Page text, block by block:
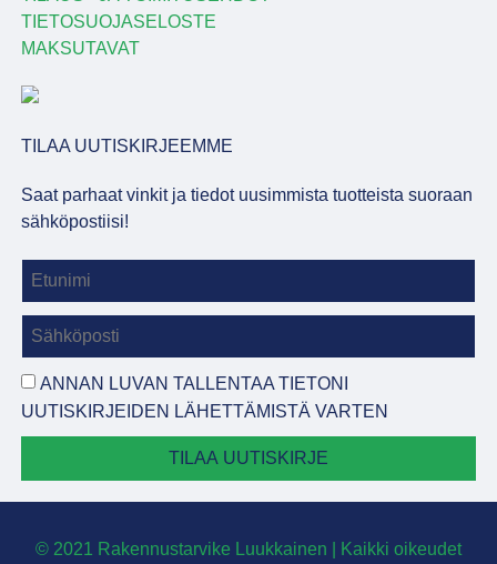
TIETOSUOJASELOSTE
MAKSUTAVAT
TILAA UUTISKIRJEEMME
Saat parhaat vinkit ja tiedot uusimmista tuotteista suoraan
sähköpostiisi!
ANNAN LUVAN TALLENTAA TIETONI
UUTISKIRJEIDEN LÄHETTÄMISTÄ VARTEN
TILAA UUTISKIRJE
© 2021 Rakennustarvike Luukkainen | Kaikki oikeudet